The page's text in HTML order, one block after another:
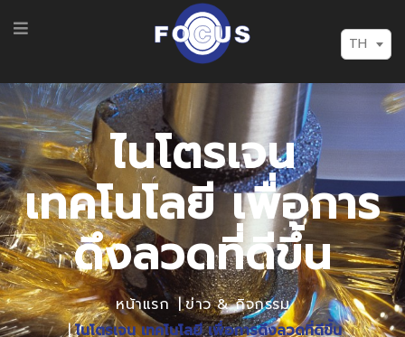
TH
ไนโตรเจน
เทคโนโลยี เพื่อการ
ดึงลวดที่ดีขึ้น
หน้าแรก
ข่าว & กิจกรรม
ไนโตรเจน เทคโนโลยี เพื่อการดึงลวดที่ดีขึ้น